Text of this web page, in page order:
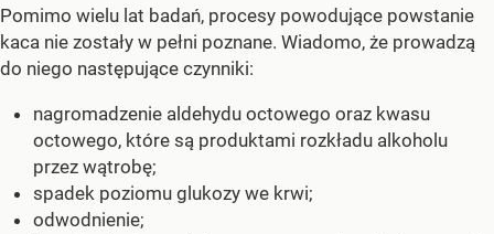
Pomimo wielu lat badań, procesy powodujące powstanie
kaca nie zostały w pełni poznane. Wiadomo, że prowadzą
do niego następujące czynniki:
nagromadzenie aldehydu octowego oraz kwasu
octowego, które są produktami rozkładu alkoholu
przez wątrobę;
spadek poziomu glukozy we krwi;
odwodnienie;